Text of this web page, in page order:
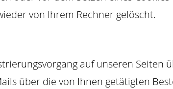
von Ihrem Rechner gelöscht.
auf unseren Seiten
über die von Ihnen getätigten